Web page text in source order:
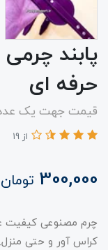
پابند
حرفه ای
قیمت جهت یک عدد
از 19
300,000 تومان
چرم مصنوعی کیفیت
کراس آور و حتی